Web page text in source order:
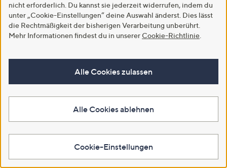
GENIUS Nicer Dicer
elektrischer
Gemüseschneider 10
versch. Einsätze
LUMIDA Xmas Hirsch-
Szenerie unter
Glasglocke inkl. 8 LEDs
& Timer Höhe ca.
KIPLING®
Details
Hilfeseiten,
und
nicht erforderlich. Du kannst sie jederzeit widerrufen, indem du
unter „Cookie-Einstellungen“ deine Auswahl änderst. Dies lässt
die Rechtmäßigkeit der bisherigen Verarbeitung unberührt.
Mehr Informationen findest du in unserer Cookie-Richtlinie
Alle Cookies zulassen
Alle Cookies ablehnen
Cookie-Einstellungen